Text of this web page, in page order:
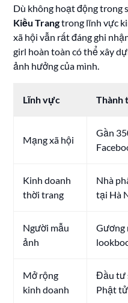
Dù không hoạt động trong
Kiều Trangtrong lĩnh vực
xã hội vẫn rất đáng ghi
girl hoàn toàn có thể xây
ảnh hưởng của mình.
Lĩnh vực Thành
Mạng xã hội
Gần
Kinh doanh
thời trang
Nhà
tại Hà
Người mẫu
ảnh
Gương
Mở rộng
kinh doanh
Đầu tư
Phật tử